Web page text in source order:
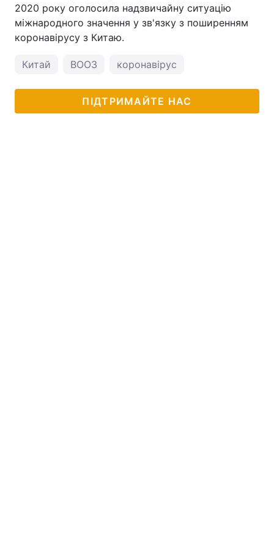
2020 року оголосила надзвичайну ситуацію
міжнародного значення у зв'язку з поширенням
коронавірусу з Китаю.
Китай ВООЗ коронавірус
ПІДТРИМАЙТЕ НАС